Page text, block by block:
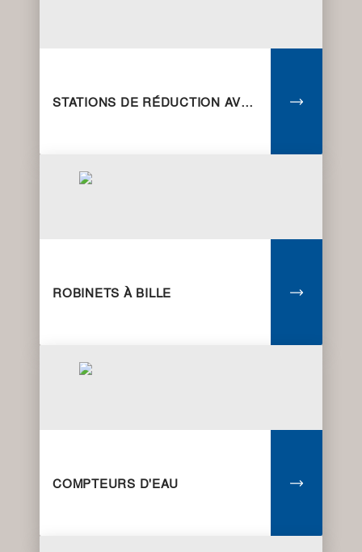
STATIONS DE RÉDUCTION AVEC FILTRE
ROBINETS À BILLE
COMPTEURS D'EAU